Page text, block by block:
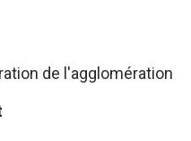
de l'agglomération